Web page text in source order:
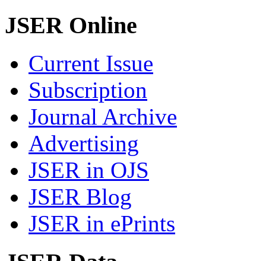
JSER Online
Current Issue
Subscription
Journal Archive
Advertising
JSER in OJS
JSER Blog
JSER in ePrints